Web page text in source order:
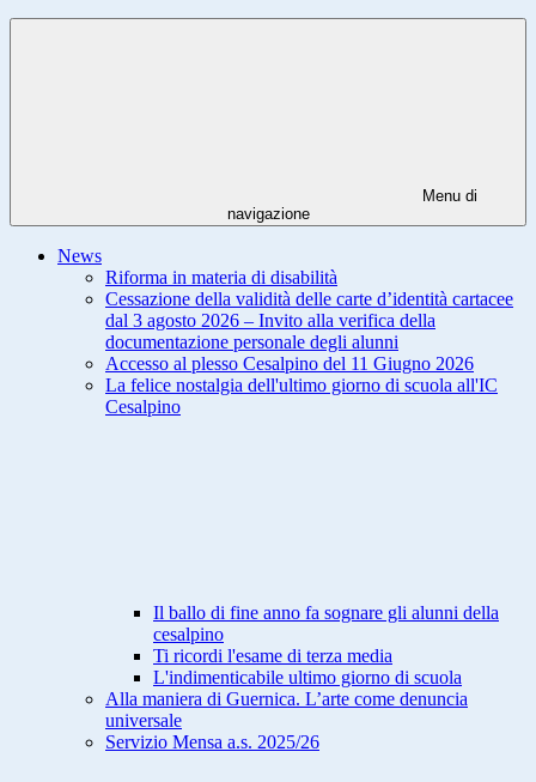
Menu di
navigazione
News
Riforma in materia di disabilità
Cessazione della validità delle carte d’identità cartacee
dal 3 agosto 2026 – Invito alla verifica della
documentazione personale degli alunni
Accesso al plesso Cesalpino del 11 Giugno 2026
La felice nostalgia dell'ultimo giorno di scuola all'IC
Cesalpino
Il ballo di fine anno fa sognare gli alunni della
cesalpino
Ti ricordi l'esame di terza media
L'indimenticabile ultimo giorno di scuola
Alla maniera di Guernica. L’arte come denuncia
universale
Servizio Mensa a.s. 2025/26